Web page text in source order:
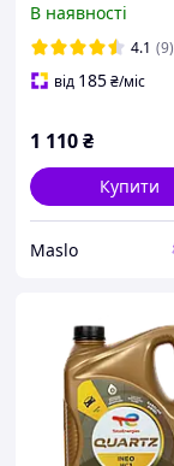
В наявності
4.1 (9)
від 185₴/міс
1 110₴
Купити
Maslo